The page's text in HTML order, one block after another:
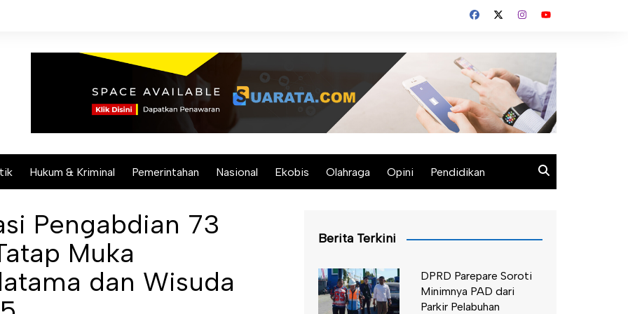
Hukum & Kriminal Pemerintahan Nasional Ekobis Olahraga Opini Pendidikan
Pengabdian 73
Muka
dan Wisuda
Berita Terkini
DPRD Parepare Soroti
Minimnya PAD dari
Parkir Pelabuhan